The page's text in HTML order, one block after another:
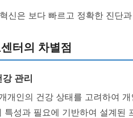
신은 보다 빠르고 정확한 진단
터의 차별점
관리
개인의 건강 상태를 고려하여
특성과 필요에 기반하여 설계된